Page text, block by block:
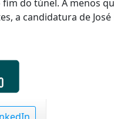
do túnel. A menos
a candidatura de